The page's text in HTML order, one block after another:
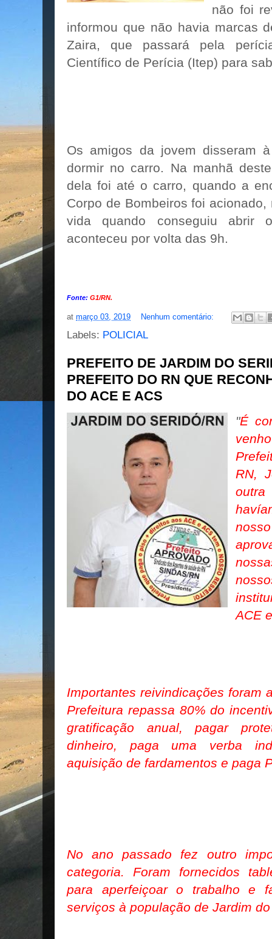
não foi
informou que não havia marcas
Zaira, que passará pela
Científico de Perícia (Itep) para
Os amigos da jovem disseram
dormir no carro. Na manhã
dela foi até o carro, quando a
Corpo de Bombeiros foi
vida quando conseguiu abrir
aconteceu por volta das 9h.
Fonte: G1/RN.
at março 03, 2019 Nenhum comentário:
Labels: POLICIAL
PREFEITO DE JARDIM DO
PREFEITO DO RN QUE
DO ACE E ACS
"É
RN,
ACE
Importantes reivindicações foram
Prefeitura repassa 80% do
gratificação anual, pagar
dinheiro, paga uma verba
aquisição de fardamentos e paga
No ano passado fez outro
categoria. Foram fornecidos
para aperfeiçoar o trabalho e
serviços à população de Jardim